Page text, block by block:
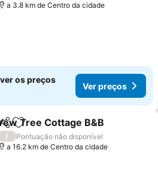
a 3.8 km de Centro da cidade
os preços
Ver preços
PartilharAdicionar aos favoritos
Tree Cottage B&B
/
Pontuação não disponível
a 16.2 km de Centro da cidade